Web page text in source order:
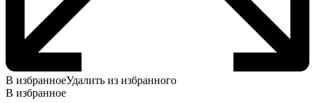
В избранноеУдалить из избранного
В избранное